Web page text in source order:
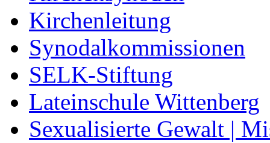
Kirchenleitung
Synodalkommissionen
SELK-Stiftung
Lateinschule Wittenberg
Sexualisierte Gewalt |